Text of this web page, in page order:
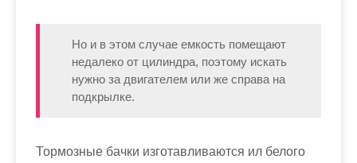
Но и в этом случае емкость помещают
недалеко от цилиндра, поэтому искать
нужно за двигателем или же справа на
подкрылке.
Тормозные бачки изготавливаются ил белого